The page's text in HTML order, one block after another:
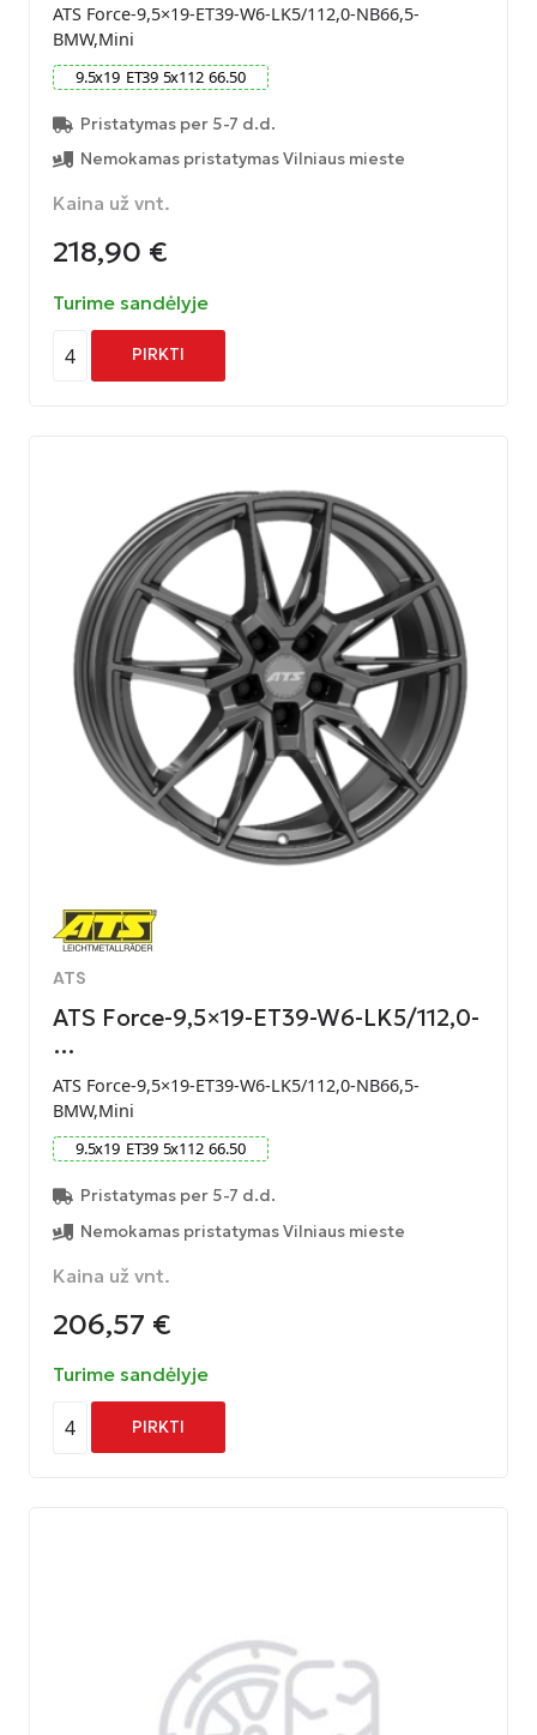
ATS Force-9,5×19-ET39-W6-LK5/112,0-NB66,5-
BMW,Mini
9.5x19 ET39 5x112 66.50
Pristatymas per 5-7 d.d.
Nemokamas pristatymas Vilniaus mieste
Kaina už vnt.
218,90 €
Turime sandėlyje
4 PIRKTI
ATS
ATS Force-9,5×19-ET39-W6-LK5/112,0-
…
ATS Force-9,5×19-ET39-W6-LK5/112,0-NB66,5-
BMW,Mini
9.5x19 ET39 5x112 66.50
Pristatymas per 5-7 d.d.
Nemokamas pristatymas Vilniaus mieste
Kaina už vnt.
206,57 €
Turime sandėlyje
4 PIRKTI